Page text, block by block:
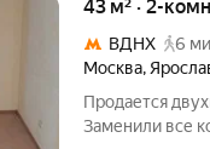
43 м² · 2-
ВДНХ
6
Москва,
Продается
Заменили все